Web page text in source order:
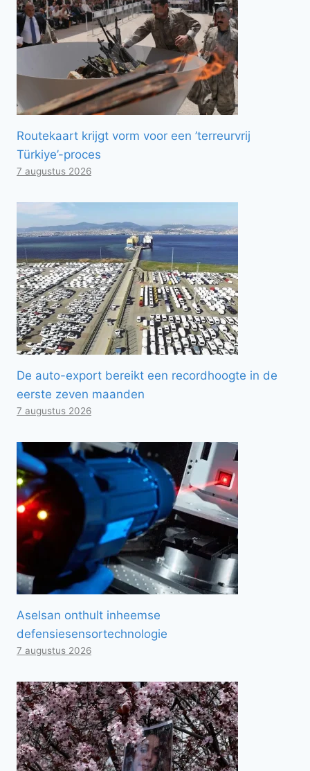
Routekaart krijgt vorm voor een ’terreurvrij
Türkiye’-proces
7 augustus 2026
De auto-export bereikt een recordhoogte in de
eerste zeven maanden
7 augustus 2026
Aselsan onthult inheemse
defensiesensortechnologie
7 augustus 2026